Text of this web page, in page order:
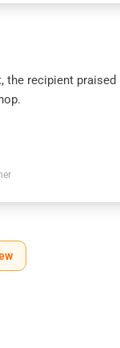
the recipient praised